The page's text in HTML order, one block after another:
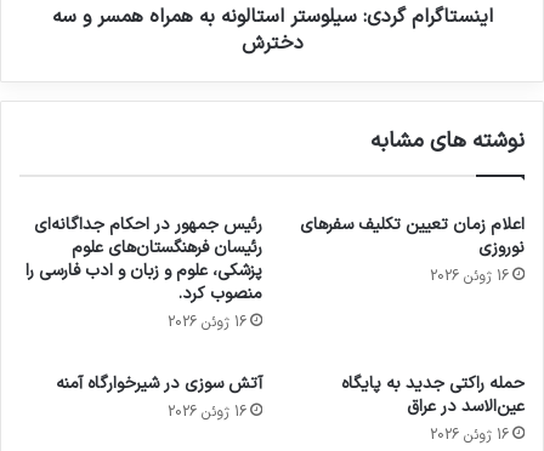
اینستاگرام گردی: سیلوستر استالونه به همراه همسر و سه
دخترش
نوشته های مشابه
اعلام زمان تعیین تکلیف سفرهای
نوروزی
16 ژوئن 2026
رئیس جمهور در احکام جداگانه‌ای
رئیسان فرهنگستان‌های علوم
پزشکی، علوم و زبان و ادب فارسی را
منصوب کرد.
16 ژوئن 2026
حمله راکتی جدید به پایگاه
عین‌الاسد در عراق
16 ژوئن 2026
آتش سوزی در شیرخوارگاه آمنه
16 ژوئن 2026